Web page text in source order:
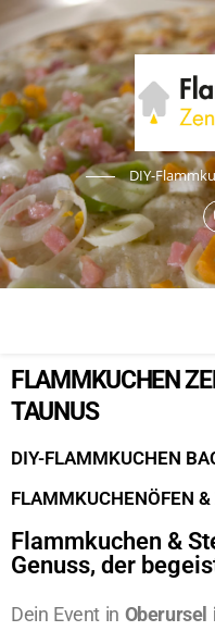
DIY-
FLAMMKUCHEN
TAUNUS
DIY-FLAMMKUCHEN
FLAMMKUCHENÖFEN
Flammkuchen &
Genuss, der
Dein Event in Oberursel